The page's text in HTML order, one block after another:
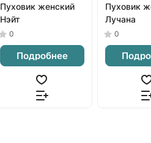
Пуховик женский
Нэйт
0
Подробнее
Пуховик
Лучана
0